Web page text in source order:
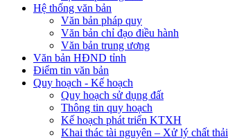
Hệ thống văn bản
Văn bản pháp quy
Văn bản chỉ đạo điều hành
Văn bản trung ương
Văn bản HĐND tỉnh
Điểm tin văn bản
Quy hoạch - Kế hoạch
Quy hoạch sử dụng đất
Thông tin quy hoạch
Kế hoạch phát triển KTXH
Khai thác tài nguyên – Xử lý chất thải